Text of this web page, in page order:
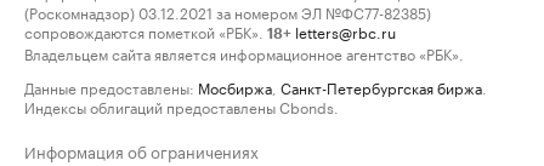
(Роскомнадзор) 03.12.2021 за номером ЭЛ №ФС77-82385)
сопровождаются пометкой «РБК».
18+ letters@rbc.ru
Владельцем сайта является информационное агентство «РБК».
Данные предоставлены: Мосбиржа Санкт-Петербургская биржа
Индексы облигаций предоставлены Cbonds.
Информация об ограничениях